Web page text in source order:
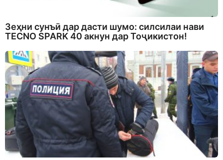
Зеҳни сунъӣ дар дасти шумо: силсилаи нави
TECNO SPARK 40 акнун дар Тоҷикистон!